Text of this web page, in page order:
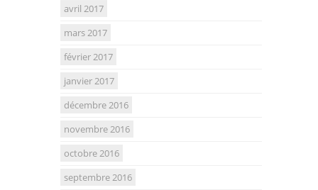
avril 2017
mars 2017
février 2017
janvier 2017
décembre 2016
novembre 2016
octobre 2016
septembre 2016